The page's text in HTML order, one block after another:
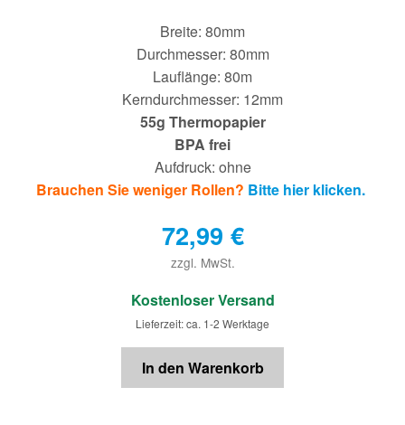
Breite: 80mm
Durchmesser: 80mm
Lauflänge: 80m
Kerndurchmesser: 12mm
55g Thermopapier
BPA frei
Aufdruck: ohne
Brauchen Sie weniger Rollen? Bitte hier klicken.
72,99 €
zzgl. MwSt.
€
Kostenloser Versand
Lieferzeit: ca. 1-2 Werktage
In den Warenkorb